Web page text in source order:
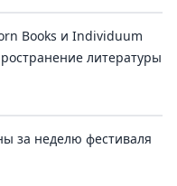
Books и Individuum
литературы
за неделю фестиваля